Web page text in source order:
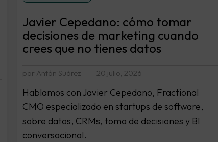
Javier Cepedano: cómo tomar
decisiones de marketing cuando
crees que no tienes datos
por Antón Suárez 20 julio, 2026
Hablamos con Javier Cepedano, Fractional
CMO especializado en startups de software,
sobre datos, CRMs, toma de decisiones y BI
conversacional.